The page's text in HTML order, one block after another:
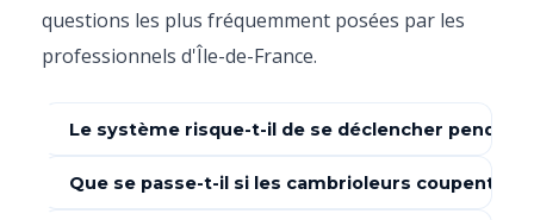
questions les plus fréquemment posées par les
professionnels d'Île-de-France.
Le système risque-t-il de se déclencher
Non. Le générateur est intimement lié à la centrale
d'alarme. Si l'alarme est désactivée (pendant les
Que se passe-t-il si les cambrioleurs coupent